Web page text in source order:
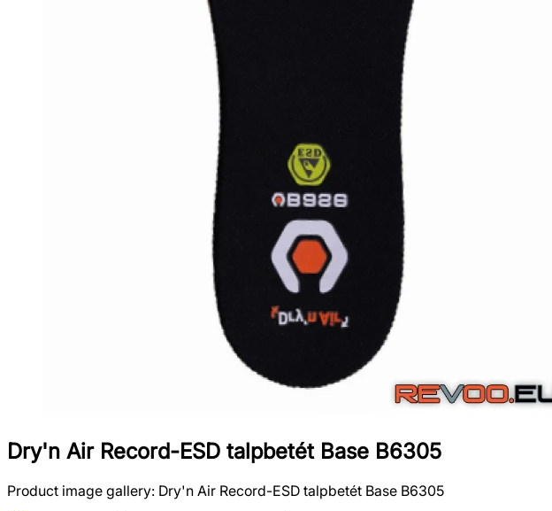
Dry'n Air Record-ESD talpbetét Base B6305
Product image gallery: Dry'n Air Record-ESD talpbetét Base B6305